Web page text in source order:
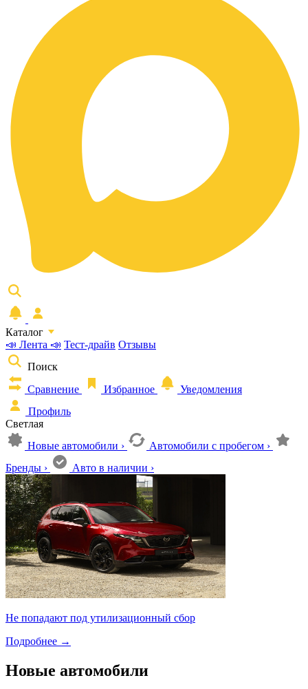
Каталог
📣 Лента 📣 Тест-драйв Отзывы
Поиск
Сравнение
Избранное
Уведомления
Профиль
Светлая
Новые автомобили › Автомобили с пробегом ›
Бренды › Авто в наличии ›
Не попадают под утилизационный сбор
Подробнее →
Новые автомобили